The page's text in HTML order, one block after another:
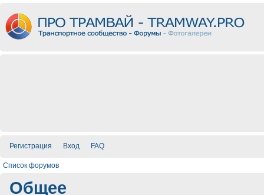
Регистрация Вход FAQ
Список форумов
Общее